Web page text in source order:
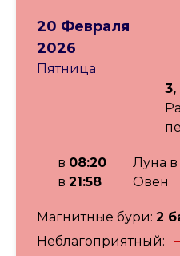
20 Февраля
2026
Пятница
3,
в 08:20
в 21:58
Луна в
Овен
Магнитные бури: 2
Неблагоприятный:
-